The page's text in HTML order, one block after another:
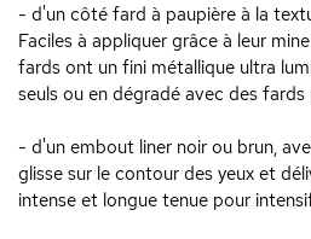
- d'un côté fard à paupière à la
Faciles à appliquer grâce à leur
fards ont un fini métallique ultra
seuls ou en dégradé avec des fards
- d'un embout liner noir ou brun,
glisse sur le contour des yeux et
intense et longue tenue pour